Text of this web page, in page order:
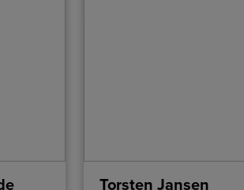
Torsten Jansen